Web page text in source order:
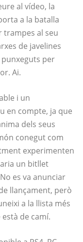
al vídeo, la
a la batalla
trampes al seu
de javelines
per
Ai.
i un
en compte, ja que
dels seus
conegut com
experimenten
un bitllet
es va anunciar
llançament, però
a la llista més
de camí.